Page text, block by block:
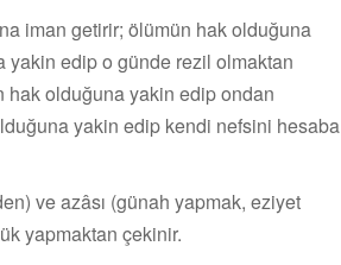
iman getirir; ölümün hak olduğuna
yakin edip o günde rezil olmaktan
olduğuna yakin edip ondan
yakin edip kendi nefsini hesaba
ve azâsı (günah yapmak, eziyet
yapmaktan çekinir.